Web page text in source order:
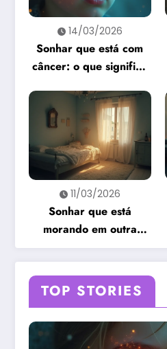
14/03/2026
Sonhar que está com
câncer: o que significa
11/03/2026
Sonhar que está
morando em outra
casa: o que revela esse
sonho?
TOP STORIES